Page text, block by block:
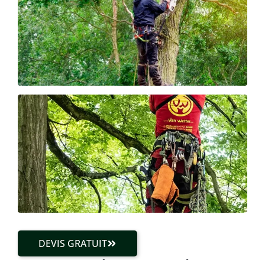
DEVIS GRATUIT